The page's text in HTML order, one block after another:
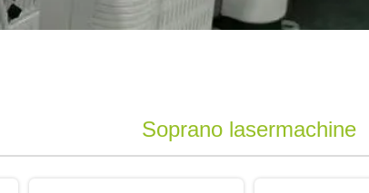
Soprano lasermachine